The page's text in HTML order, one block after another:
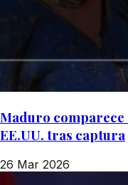
Maduro comparece
EE.UU. tras captura
26 Mar 2026